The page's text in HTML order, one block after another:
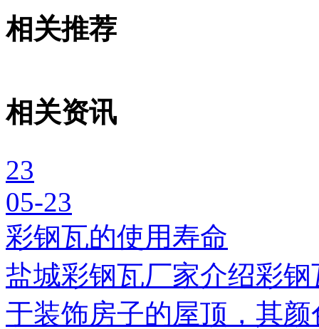
相关推荐
相关资讯
23
05-23
彩钢瓦的使用寿命
盐城彩钢瓦厂家介绍彩
于装饰房子的屋顶，其